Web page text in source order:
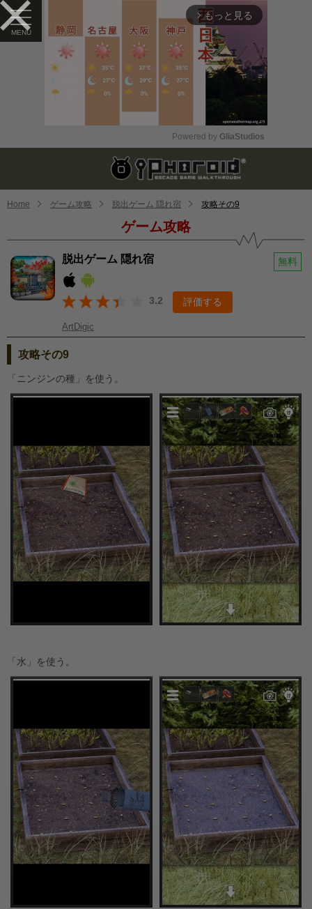
arrow_forward_ios もっと見る
Mute
Powered by GliaStudios
Home ゲーム攻略 脱出ゲーム 隠れ宿 攻略その9
ゲーム攻略
脱出ゲーム 隠れ宿 無料
3.2 評価する
ArtDigic
攻略その9
「ニンジンの種」を使う。
「水」を使う。